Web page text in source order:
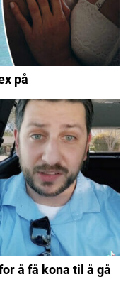
på
å få kona til å gå